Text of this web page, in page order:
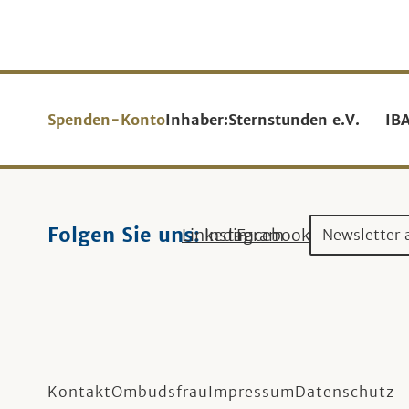
Spenden-KontoInhaber:Sternstunden e.V.
Folgen Sie uns:Linkedin
Instagram
Facebook Newsletter
KontaktOmbudsfrauImpressumDatenschutz